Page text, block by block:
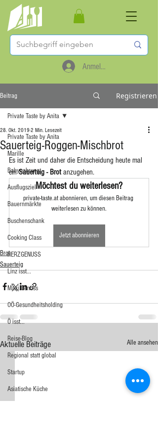
Anmelden
Beitrag Registrieren
Private Taste by Anita
Marille
Babynahrung
Ausflugsziel
Bauernmärkte
Buschenschank
Cooking Class
HERZGENUSS
Linz isst...
Maxi.Genuss
OÖ-Gesundheitsholding
Ö isst...
Reise-Blog
Regional statt global
Startup
Asiatische Küche
Private Taste by Anita
Sauerteig-Roggen-Mischbrot
28. Okt. 2019 2 Min. Lesezeit
Es ist Zeit und daher die Entscheidung heute mal
ein Sauerteig - Brot anzugehen.
Möchtest du weiterlesen?
private-taste.at abonnieren, um diesen Beitrag
weiterlesen zu können.
Jetzt abonnieren
Brot
Sauerteig
Aktuelle Beiträge Alle ansehen